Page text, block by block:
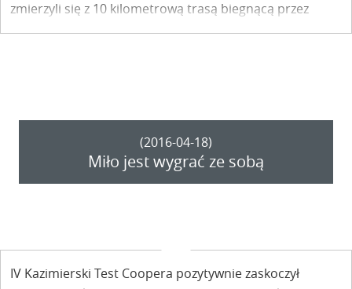
zmierzyli się z 10 kilometrową trasą biegnącą przez
wąwozy, lasy, pola, góry i doły.
(2016-04-18)
Miło jest wygrać ze sobą
IV Kazimierski Test Coopera pozytywnie zaskoczył